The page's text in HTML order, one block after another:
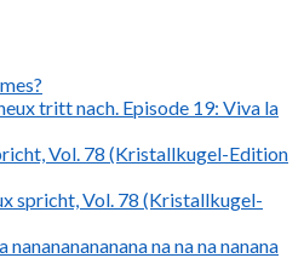
tritt nach. Episode 19: Viva la
Vol. 78 (Kristallkugel-Edition
spricht, Vol. 78 (Kristallkugel-
nanananananana na na na nanana